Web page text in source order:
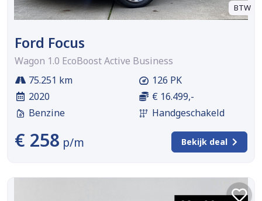
BTW
Ford Focus
Wagon 1.0 EcoBoost Active Business
75.251 km
2020
Benzine
126 PK
€ 16.499,-
Handgeschakeld
€ 258 p/m Bekijk deal